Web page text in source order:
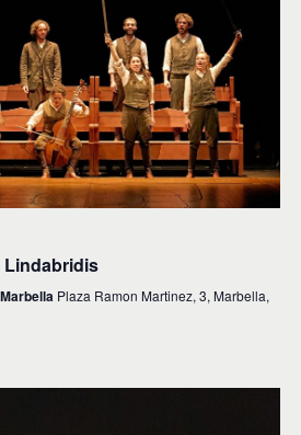
Lindabridis
Plaza Ramon Martinez, 3, Marbella,